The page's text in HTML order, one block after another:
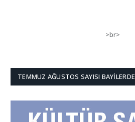
>br>
TEMMUZ AĞUSTOS SAYISI BAYILERDE